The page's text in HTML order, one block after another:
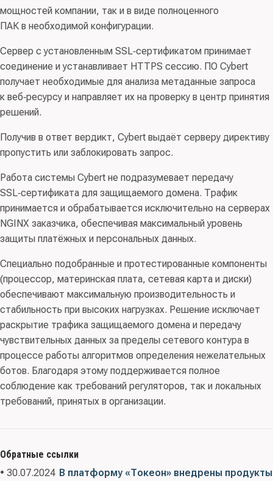
мощностей компании, так и в виде полноценного
ПАК в необходимой конфигурации.
Сервер с установленным SSL‑сертификатом принимает
соединение и устанавливает HTTPS сессию. ПО Cybert
получает необходимые для анализа метаданные запроса
к веб‑ресурсу и направляет их на проверку в центр принятия
решений.
Получив в ответ вердикт, Cybert выдаёт серверу директиву
пропустить или заблокировать запрос.
Работа системы Cybert не подразумевает передачу
SSL‑сертификата для защищаемого домена. Трафик
принимается и обрабатывается исключительно на серверах
NGINX заказчика, обеспечивая максимальный уровень
защиты платёжных и персональных данных.
Специально подобранные и протестированные компоненты
(процессор, материнская плата, сетевая карта и диски)
обеспечивают максимальную производительность и
стабильность при высоких нагрузках. Решение исключает
раскрытие трафика защищаемого домена и передачу
чувствительных данных за пределы сетевого контура в
процессе работы алгоритмов определения нежелательных
ботов. Благодаря этому поддерживается полное
соблюдение как требований регуляторов, так и локальных
требований, принятых в организации.
Обратные ссылки
• 30.07.2024 В платформу «Токеон» внедрены продукты